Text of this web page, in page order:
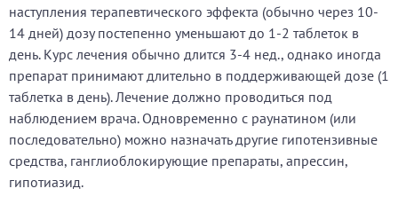
наступления терапевтического эффекта (обычно через 10-
14 дней) дозу постепенно уменьшают до 1-2 таблеток в
день. Курс лечения обычно длится 3-4 нед., однако иногда
препарат принимают длительно в поддерживающей дозе (1
таблетка в день). Лечение должно проводиться под
наблюдением врача. Одновременно с раунатином (или
последовательно) можно назначать другие гипотензивные
средства, ганглиоблокирующие препараты, апрессин,
гипотиазид.